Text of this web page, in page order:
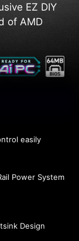
EZ DIY
of AMD
easily
Power System
Design